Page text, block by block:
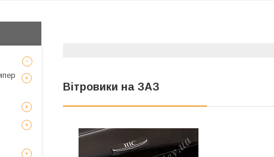
Вітровики на ЗАЗ